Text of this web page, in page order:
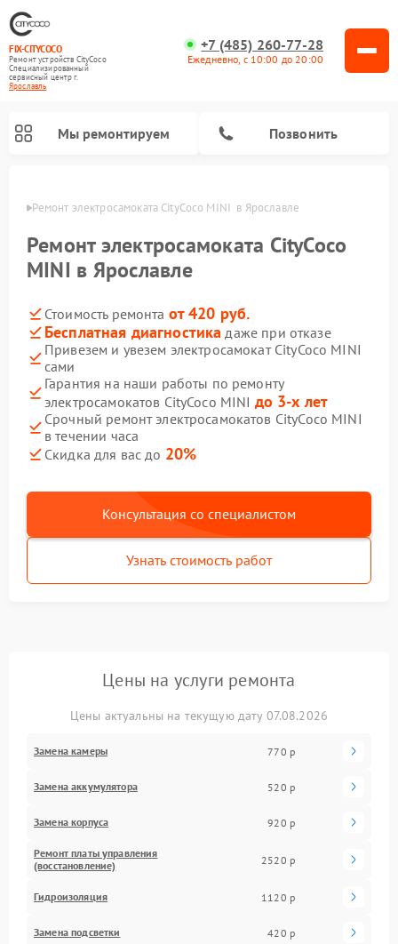
FIX-CITYCOCO
Ремонт устройств CityCoco
Специализированный
cервисный центр г.
Ярославль
+7 (485) 260-77-28
Ежедневно, с 10:00 до 20:00
Мы ремонтируем Позвонить
Ремонт электросамоката CityCoco MINI  в Ярославле
Ремонт электросамоката CityCoco
MINI в Ярославле
Стоимость ремонта от 420 руб.
Бесплатная диагностика даже при отказе
Привезем и увезем электросамокат CityCoco MINI
сами
Гарантия на наши работы по ремонту
электросамокатов CityCoco MINI до 3-х лет
Срочный ремонт электросамокатов CityCoco MINI
в течении часа
Скидка для вас до 20%
Консультация со специалистом
Узнать стоимость работ
Цены на услуги ремонта
Цены актуальны на текущую дату 07.08.2026
Замена камеры 770 р
Замена аккумулятора 520 р
Замена корпуса 920 р
Ремонт платы управления
(восстановление)
2520 р
Гидроизоляция 1120 р
Замена подсветки 420 р